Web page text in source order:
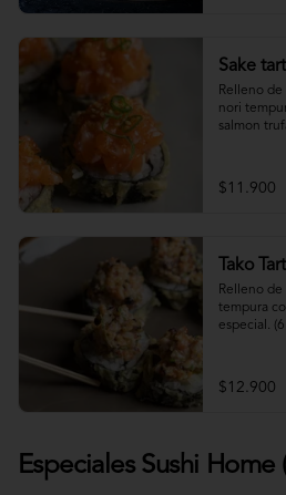
Sake
Relleno
nori
salmon
$11.900
Tako
Relleno
tempura
especial. (6
$12.900
Especiales Sushi Home